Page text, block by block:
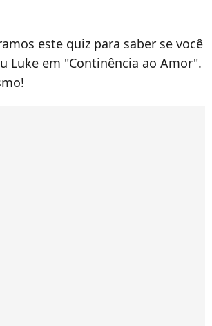
este quiz para saber se você
Luke em "Continência ao Amor".